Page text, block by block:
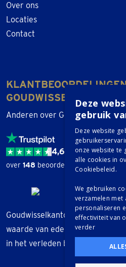
Over ons
Locaties
Contact
KLANTBEOORDELINGEN
GOUDWISSELKANTOOR
Anderen over
4,6 / 5
over 148 beoordelingen.
Goudwisselkantoor geeft geen
waarde van edelmetalen kan
in het verleden bieden geen
Deze
gebruik
Deze website
onze website te
alle cookies in
Cookiebeleid.
We gebruiken
verzamelen met
personaliseren
effectiviteit van
verder